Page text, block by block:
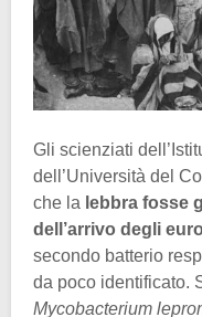
Gli scienziati
dell’Università del
che la lebbra fosse
dell’arrivo degli
secondo batterio
da poco identificato.
Mycobacterium